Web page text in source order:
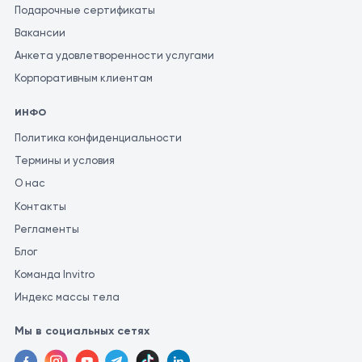
определить соответствующее лечение. Для получения
наиболее точной и последовательной оценки результатов
анализов, рекомендуется проводить их в одной и той же
могут использовать различные методы и единицы измерения
для проведения аналогичных исследований.
Подарочные сертификаты
Вакансии
Анкета удовлетворенности услугами
Корпоративным клиентам
ИНФО
Политика конфиденциальности
Термины и условия
О нас
Контакты
Регламенты
Блог
Команда Invitro
Индекс массы тела
Мы в социальных сетях